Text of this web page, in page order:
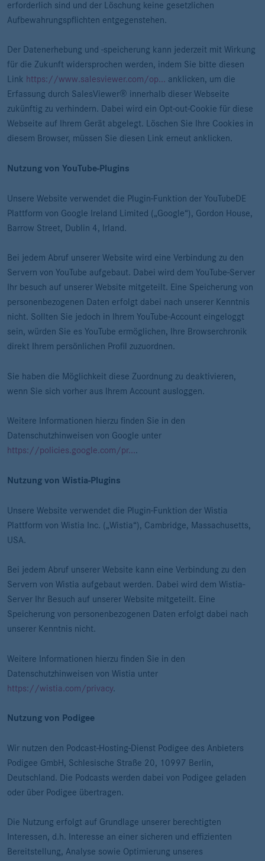
erforderlich sind und der Löschung keine gesetzlichen
Aufbewahrungspflichten entgegenstehen.
Der Datenerhebung und -speicherung kann jederzeit mit Wirkung
für die Zukunft widersprochen werden, indem Sie bitte diesen
Link https://www.salesviewer.com/op... anklicken, um die
Erfassung durch SalesViewer® innerhalb dieser Webseite
zukünftig zu verhindern. Dabei wird ein Opt-out-Cookie für diese
Webseite auf Ihrem Gerät abgelegt. Löschen Sie Ihre Cookies in
diesem Browser, müssen Sie diesen Link erneut anklicken.
Nutzung von YouTube-Plugins
Unsere Website verwendet die Plugin-Funktion der YouTubeDE
Plattform von Google Ireland Limited („Google“), Gordon House,
Barrow Street, Dublin 4, Irland.
Bei jedem Abruf unserer Website wird eine Verbindung zu den
Servern von YouTube aufgebaut. Dabei wird dem YouTube-Server
Ihr besuch auf unserer Website mitgeteilt. Eine Speicherung von
personenbezogenen Daten erfolgt dabei nach unserer Kenntnis
nicht. Sollten Sie jedoch in Ihrem YouTube-Account eingeloggt
sein, würden Sie es YouTube ermöglichen, Ihre Browserchronik
direkt Ihrem persönlichen Profil zuzuordnen.
Sie haben die Möglichkeit diese Zuordnung zu deaktivieren,
wenn Sie sich vorher aus Ihrem Account ausloggen.
Weitere Informationen hierzu finden Sie in den
Datenschutzhinweisen von Google unter
https://policies.google.com/pr....
Nutzung von Wistia-Plugins
Unsere Website verwendet die Plugin-Funktion der Wistia
Plattform von Wistia Inc. („Wistia“), Cambridge, Massachusetts,
USA.
Bei jedem Abruf unserer Website kann eine Verbindung zu den
Servern von Wistia aufgebaut werden. Dabei wird dem Wistia-
Server Ihr Besuch auf unserer Website mitgeteilt. Eine
Speicherung von personenbezogenen Daten erfolgt dabei nach
unserer Kenntnis nicht.
Weitere Informationen hierzu finden Sie in den
Datenschutzhinweisen von Wistia unter
https://wistia.com/privacy.
Nutzung von Podigee
Wir nutzen den Podcast-Hosting-Dienst Podigee des Anbieters
Podigee GmbH, Schlesische Straße 20, 10997 Berlin,
Deutschland. Die Podcasts werden dabei von Podigee geladen
oder über Podigee übertragen.
Die Nutzung erfolgt auf Grundlage unserer berechtigten
Interessen, d.h. Interesse an einer sicheren und effizienten
Bereitstellung, Analyse sowie Optimierung unseres